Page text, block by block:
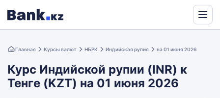
Translate
Главная Курсы валют НБРК Индийская рупия на 01 июня 2026
Курс Индийской рупии (INR) к
Тенге (KZT) на 01 июня 2026